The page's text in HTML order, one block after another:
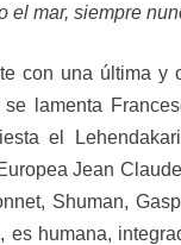
el mar, siempre
con una última y
lamenta
el
Jean
Shuman,
es humana,